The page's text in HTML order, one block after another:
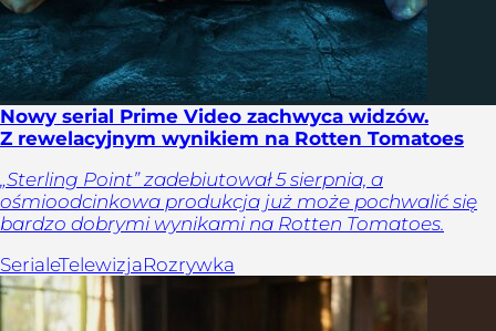
Nowy serial Prime Video zachwyca widzów.
Z rewelacyjnym wynikiem na Rotten Tomatoes
„Sterling Point” zadebiutował 5 sierpnia, a
ośmioodcinkowa produkcja już może pochwalić się
bardzo dobrymi wynikami na Rotten Tomatoes.
SerialeTelewizjaRozrywka